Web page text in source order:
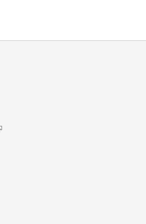
is external)